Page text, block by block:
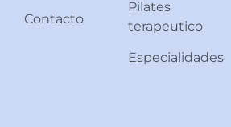
Contacto
Pilates
terapeutico
Especialidades